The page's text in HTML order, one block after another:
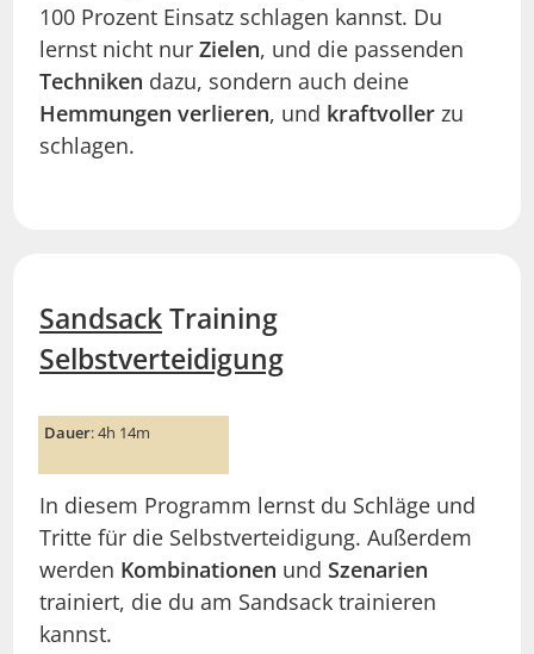
100 Prozent Einsatz schlagen kannst. Du
lernst nicht nur Zielen, und die passenden
Techniken dazu, sondern auch deine
Hemmungen verlieren, und kraftvoller zu
schlagen.
SandsackTraining
Selbstverteidigung
Dauer: 4h 14m
In diesem Programm lernst du Schläge und
Tritte für die Selbstverteidigung. Außerdem
werden Kombinationen und Szenarien
trainiert, die du am Sandsack trainieren
kannst.